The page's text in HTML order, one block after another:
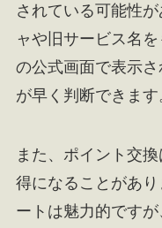
されている可能性
ャや旧サービス名
の公式画面で表示
が早く判断できます
また、ポイント交
得になることがあ
ートは魅力的です